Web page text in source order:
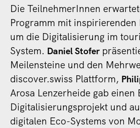
Die TeilnehmerInnen
Programm mit
um die Digitalisierung im
System. Daniel Stofer
Meilensteine und den
discover.swiss Plattform,
Arosa Lenzerheide gab
Digitalisierungsprojekt und
digitalen Eco-Systems von